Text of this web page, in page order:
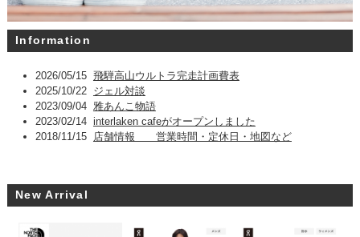
Information
2026/05/15 飛騨高山ウルトラ完走計画費表
2025/10/22 ジェル対談
2023/09/04 雅あんこ物語
2023/02/14 interlaken cafeがオープンしました
2018/11/15
店舗情報 営業時間・定休日・地図など
New Arrival